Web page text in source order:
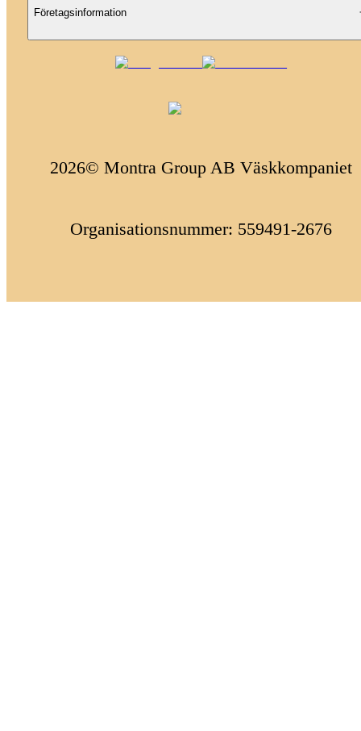
Företagsinformation
2026© Montra Group AB Väskkompaniet
Organisationsnummer: 559491-2676